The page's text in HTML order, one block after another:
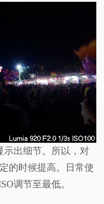
示出细节。所以，对
的时候提高。日常使
调节至最低。